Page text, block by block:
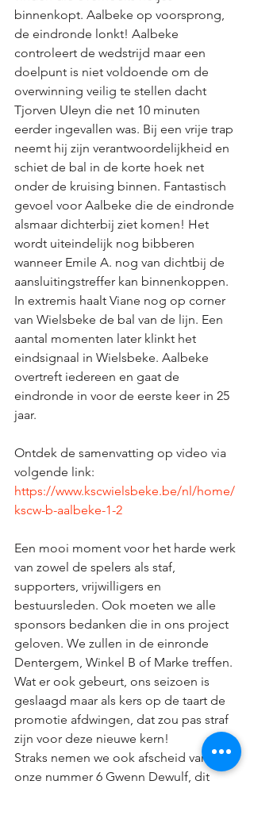
binnenkopt. Aalbeke op voorsprong,
de eindronde lonkt! Aalbeke
controleert de wedstrijd maar een
doelpunt is niet voldoende om de
overwinning veilig te stellen dacht
Tjorven UIeyn die net 10 minuten
eerder ingevallen was. Bij een vrije trap
neemt hij zijn verantwoordelijkheid en
schiet de bal in de korte hoek net
onder de kruising binnen. Fantastisch
gevoel voor Aalbeke die de eindronde
alsmaar dichterbij ziet komen! Het
wordt uiteindelijk nog bibberen
wanneer Emile A. nog van dichtbij de
aansluitingstreffer kan binnenkoppen.
In extremis haalt Viane nog op corner
van Wielsbeke de bal van de lijn. Een
aantal momenten later klinkt het
eindsignaal in Wielsbeke. Aalbeke
overtreft iedereen en gaat de
eindronde in voor de eerste keer in 25
jaar.
Ontdek de samenvatting op video via
volgende link:
https://www.kscwielsbeke.be/nl/home/
kscw-b-aalbeke-1-2
Een mooi moment voor het harde werk
van zowel de spelers als staf,
supporters, vrijwilligers en
bestuursleden. Ook moeten we alle
sponsors bedanken die in ons project
geloven. We zullen in de einronde
Dentergem, Winkel B of Marke treffen.
Wat er ook gebeurt, ons seizoen is
geslaagd maar als kers op de taart de
promotie afdwingen, dat zou pas straf
zijn voor deze nieuwe kern!
Straks nemen we ook afscheid van
onze nummer 6 Gwenn Dewulf, dit